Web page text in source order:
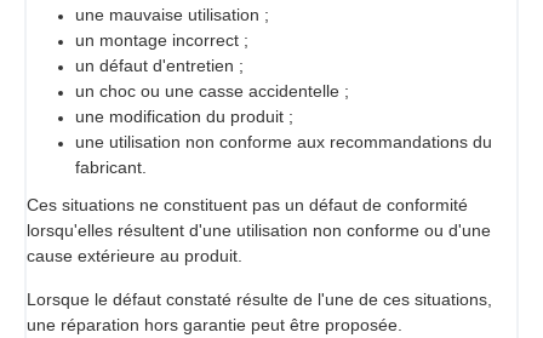
une mauvaise utilisation ;
un montage incorrect ;
un défaut d'entretien ;
un choc ou une casse accidentelle ;
une modification du produit ;
une utilisation non conforme aux recommandations du
fabricant.
Ces situations ne constituent pas un défaut de conformité
lorsqu'elles résultent d'une utilisation non conforme ou d'une
cause extérieure au produit.
Lorsque le défaut constaté résulte de l'une de ces situations,
une réparation hors garantie peut être proposée.